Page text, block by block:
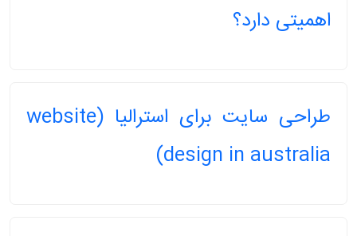
اهمیتی دارد؟
طراحی سایت برای استرالیا (website
design in australia)